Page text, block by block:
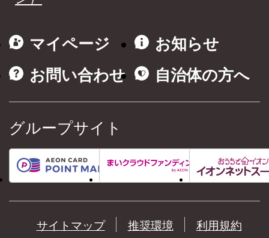
マイページ
お知らせ
お問い合わせ
自治体の方へ
グループサイト
サイトマップ 推奨環境 利用規約